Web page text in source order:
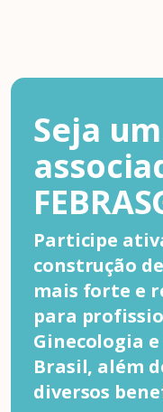
Seja um
Participe
construção
mais forte e
para
Ginecologia
Brasil, além
diversos